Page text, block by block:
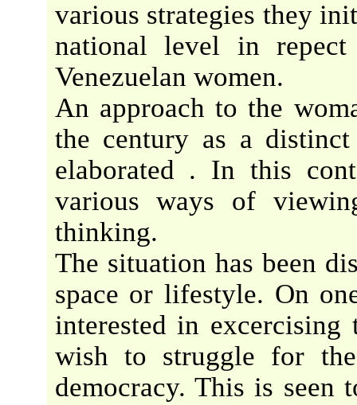
various strategies they
national level in
Venezuelan women.
An approach to the
the century as a
elaborated . In this
various ways of
thinking.
The situation has been
space or lifestyle. On
interested in
wish to struggle for
democracy. This is seen